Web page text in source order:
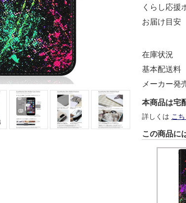
くらし応援
お届け
在庫
基本配
メーカー
本商品は宅
詳しくは こち
この商品に